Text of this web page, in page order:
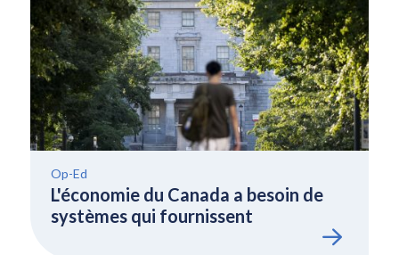
Op-Ed
L'économie du Canada a besoin de
systèmes qui fournissent